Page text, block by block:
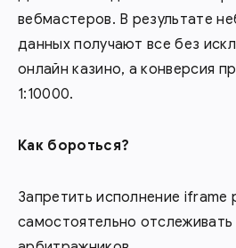
вебмастеров. В результате
данных получают все без
онлайн казино, а конверсия
1:10000.
Как бороться?
Запретить исполнение iframe
самостоятельно